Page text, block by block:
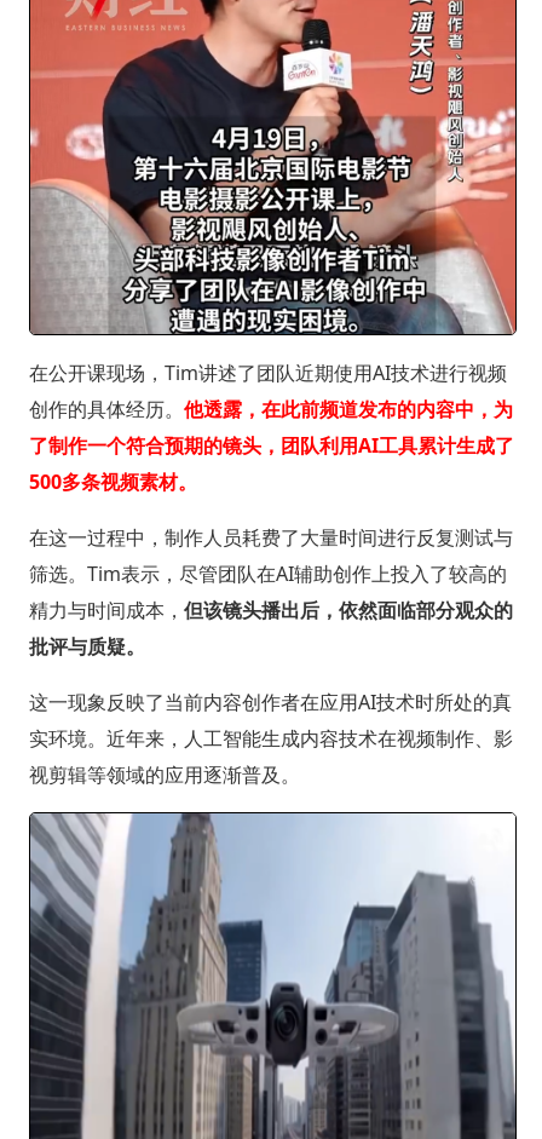
在公开课现场，Tim讲述了团队近期使用AI技术进行视频
创作的具体经历。 他透露，在此前频道发布的内容中，为
了制作一个符合预期的镜头，团队利用AI工具累计生成了
500多条视频素材。
在这一过程中，制作人员耗费了大量时间进行反复测试与
筛选。Tim表示，尽管团队在AI辅助创作上投入了较高的
精力与时间成本， 但该镜头播出后，依然面临部分观众的
批评与质疑。
这一现象反映了当前内容创作者在应用AI技术时所处的真
实环境。近年来，人工智能生成内容技术在视频制作、影
视剪辑等领域的应用逐渐普及。